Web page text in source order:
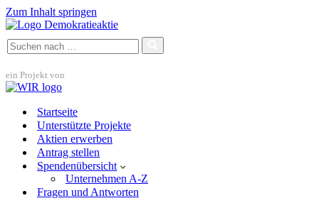
Zum Inhalt springen
Suchen
nach …
ein Projekt von
Startseite
Unterstützte Projekte
Aktien erwerben
Antrag stellen
Spendenübersicht
Unternehmen A-Z
Fragen und Antworten